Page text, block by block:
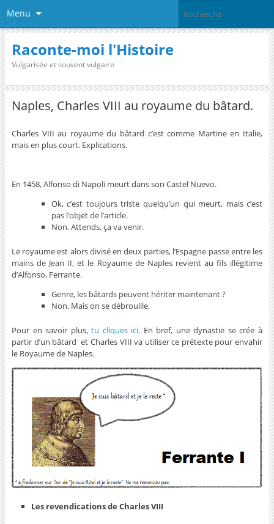
Menu
Raconte-moi l'Histoire
Vulgarisée et souvent vulgaire
Naples, Charles VIII au royaume du bâtard.
Charles VIII au royaume du bâtard c’est comme Martine en Italie,
mais en plus court. Explications.
En 1458, Alfonso di Napoli meurt dans son Castel Nuevo.
Ok, c’est toujours triste quelqu’un qui meurt, mais c’est
pas l’objet de l’article.
Non. Attends, ça va venir.
Le royaume est alors divisé en deux parties, l’Espagne passe entre les
mains de Jean II, et le Royaume de Naples revient au fils illégitime
d’Alfonso, Ferrante.
Genre, les bâtards peuvent hériter maintenant ?
Non. Mais on se débrouille.
Pour en savoir plus,tu cliques ici. En bref, une dynastie se crée à
partir d’un bâtard et Charles VIII va utiliser ce prétexte pour envahir
le Royaume de Naples.
Les revendications de Charles VIII